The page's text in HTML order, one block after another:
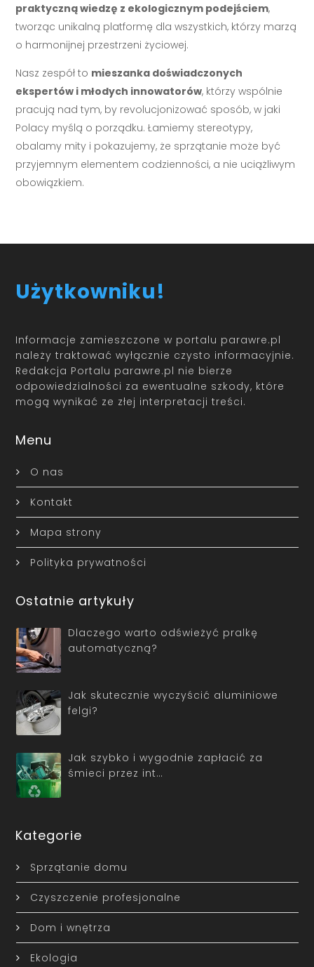
praktyczną wiedzę z ekologicznym podejściem,
tworząc unikalną platformę dla wszystkich, którzy marzą
o harmonijnej przestrzeni życiowej.
Nasz zespół to mieszanka doświadczonych
ekspertów i młodych innowatorów, którzy wspólnie
pracują nad tym, by revolucjonizować sposób, w jaki
Polacy myślą o porządku. Łamiemy stereotypy,
obalamy mity i pokazujemy, że sprzątanie może być
przyjemnym elementem codzienności, a nie uciążliwym
obowiązkiem.
Użytkowniku!
Informacje zamieszczone w portalu parawre.pl
należy traktować wyłącznie czysto informacyjnie.
Redakcja Portalu parawre.pl nie bierze
odpowiedzialności za ewentualne szkody, które
mogą wynikać ze złej interpretacji treści.
Menu
O nas
Kontakt
Mapa strony
Polityka prywatności
Ostatnie artykuły
Dlaczego warto odświeżyć pralkę
automatyczną?
Jak skutecznie wyczyścić aluminiowe
felgi?
Jak szybko i wygodnie zapłacić za
śmieci przez int…
Kategorie
Sprzątanie domu
Czyszczenie profesjonalne
Dom i wnętrza
Ekologia